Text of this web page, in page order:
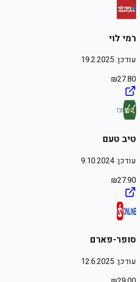
רמי לוי
עודכן: 19.2.2025
₪27.80
טיב טעם
עודכן:9.10.2024
₪27.90
סופר-פארם
עודכן: 12.6.2025